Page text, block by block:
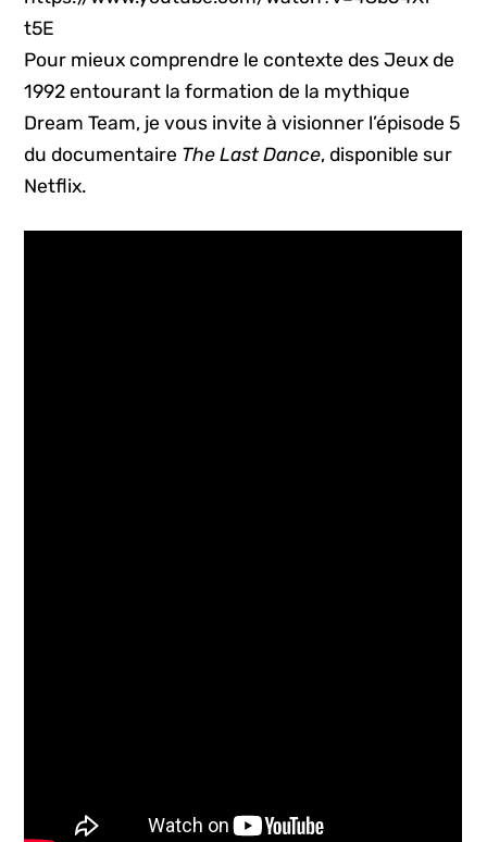
t5E
Pour mieux comprendre le contexte des Jeux de
1992 entourant la formation de la mythique
Dream Team, je vous invite à visionner l’épisode 5
du documentaire The Last Dance, disponible sur
Netflix.